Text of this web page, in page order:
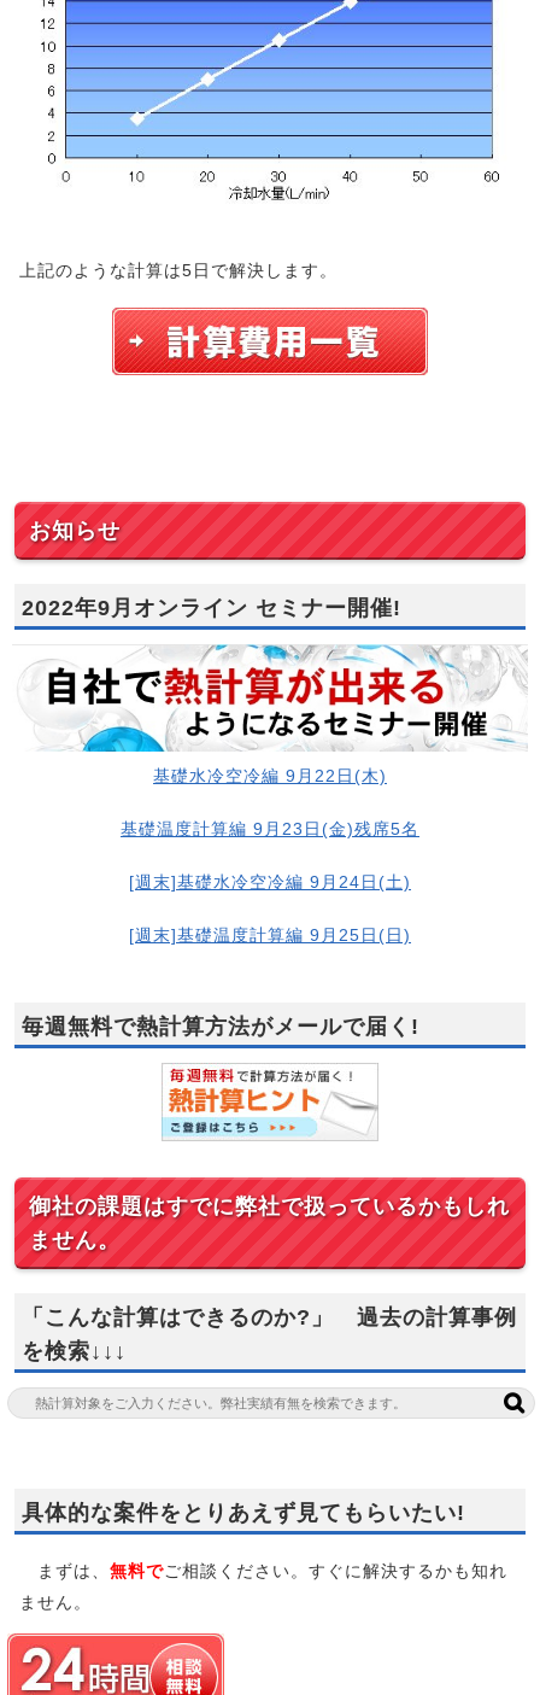
上記のような計算は5日で解決します。
お知らせ
2022年9月オンライン セミナー開催!
基礎水冷空冷編 9月22日(木)
基礎温度計算編 9月23日(金)残席5名
[週末]基礎水冷空冷編 9月24日(土)
[週末]基礎温度計算編 9月25日(日)
毎週無料で熱計算方法がメールで届く!
御社の課題はすでに弊社で扱っているかもしれ
ません。
「こんな計算はできるのか?」 過去の計算事例
を検索↓↓↓
具体的な案件をとりあえず見てもらいたい!
まずは、 無料でご相談ください。すぐに解決するかも知れ
ません。